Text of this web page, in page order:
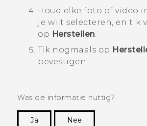
Houd elke foto of video
je wilt selecteren, en tik
op Herstellen
Tik nogmaals op
bevestigen.
Was de informatie nuttig?
Ja
Nee